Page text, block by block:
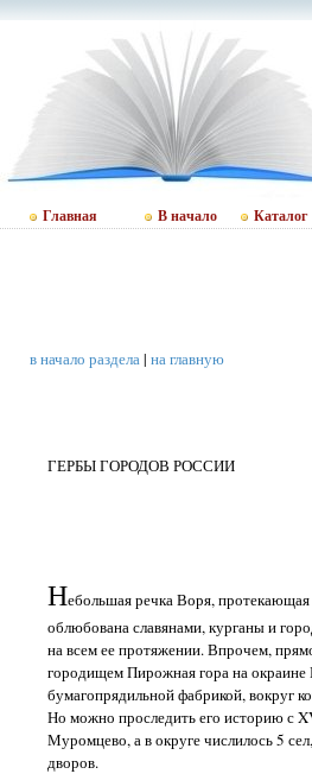
Главная В начало Каталог
в начало раздела| на главную
ГЕРБЫ ГОРОДОВ РОССИИ
Небольшая речка Воря, протекающая
облюбована славянами, курганы и
на всем ее протяжении. Впрочем,
городищем Пирожная гора на окраине
бумагопрядильной фабрикой, вокруг
Но можно проследить его историю с
Муромцево, а в округе числилось 5
дворов.